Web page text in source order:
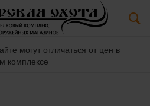
могут отличаться от цен в
комплексе